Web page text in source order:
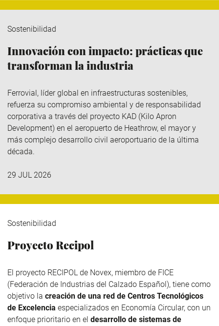
Sostenibilidad
Innovación con impacto: prácticas que
transforman la industria
Ferrovial, líder global en infraestructuras sostenibles,
refuerza su compromiso ambiental y de responsabilidad
corporativa a través del proyecto KAD (Kilo Apron
Development) en el aeropuerto de Heathrow, el mayor y
más complejo desarrollo civil aeroportuario de la última
década.
29 JUL 2026
Sostenibilidad
Proyecto Recipol
El proyecto RECIPOL de Novex, miembro de FICE
(Federación de Industrias del Calzado Español), tiene como
objetivo la creación de una red de Centros Tecnológicos
de Excelencia especializados en Economía Circular, con un
enfoque prioritario en el desarrollo de sistemas de